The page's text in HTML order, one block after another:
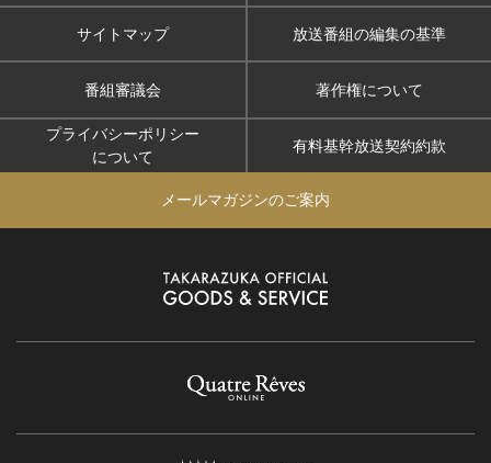
サイトマップ 放送番組の編集の基準
番組審議会 著作権について
プライバシーポリシー
について
有料基幹放送契約約款
メールマガジンのご案内